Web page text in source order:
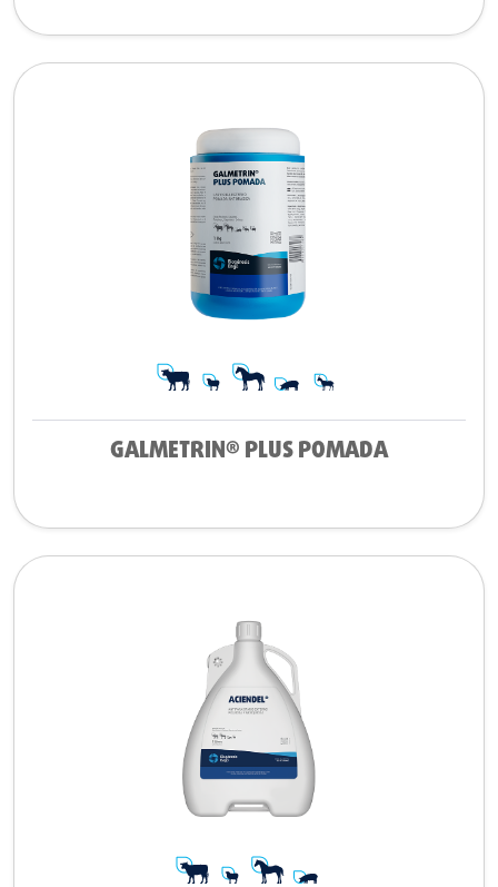
GALMETRIN® PLUS POMADA